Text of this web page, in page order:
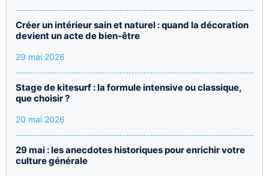
Créer un intérieur sain et naturel : quand la décoration
devient un acte de bien-être
29 mai 2026
Stage de kitesurf : la formule intensive ou classique,
que choisir ?
20 mai 2026
29 mai : les anecdotes historiques pour enrichir votre
culture générale